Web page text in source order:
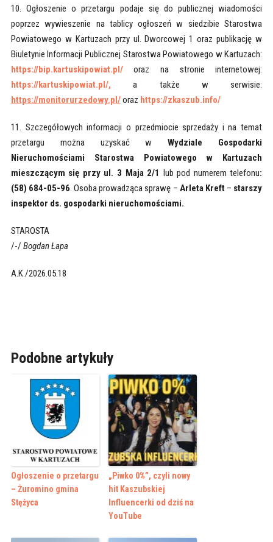
10. Ogłoszenie o przetargu podaje się do publicznej wiadomości
poprzez wywieszenie na tablicy ogłoszeń w siedzibie Starostwa
Powiatowego w Kartuzach przy ul. Dworcowej 1 oraz publikację w
Biuletynie Informacji Publicznej Starostwa Powiatowego w Kartuzach:
https://bip.kartuskipowiat.pl/oraz na stronie internetowej:
https://kartuskipowiat.pl/, a także w serwisie:
https://monitorurzedowy.pl/oraz https://zkaszub.info/
11. Szczegółowych informacji o przedmiocie sprzedaży i na temat
przetargu można uzyskać wWydziale Gospodarki
Nieruchomościami Starostwa Powiatowego w Kartuzach
mieszczącym się przy ul. 3 Maja 2/1 lub pod numerem telefonu:
(58) 684-05-96. Osoba prowadząca sprawę – Arleta Kreft – starszy
inspektor ds. gospodarki nieruchomościami.
STAROSTA
/-/ Bogdan Łapa
A.K./2026.05.18
Podobne artykuły
Ogłoszenie o przetargu
– Żuromino gmina
Stężyca
„Piwko 0%”, czyli nowy
hit Kaszubskiej
Influencerki od dziś na
YouTube